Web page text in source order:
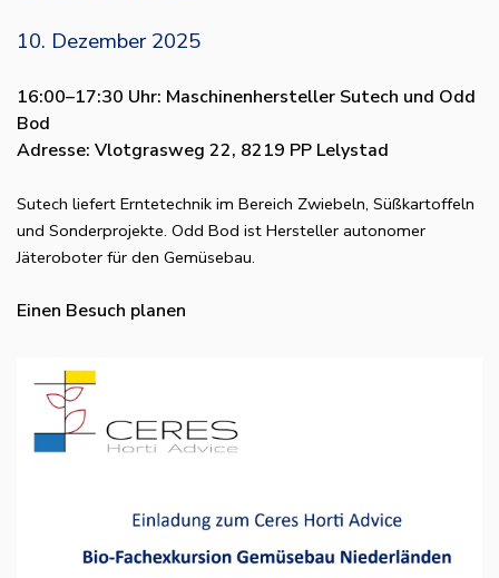
10. Dezember 2025
16:00–17:30 Uhr: Maschinenhersteller Sutech und Odd
Bod
Adresse: Vlotgrasweg 22, 8219 PP Lelystad
Sutech liefert Erntetechnik im Bereich Zwiebeln, Süßkartoffeln
und Sonderprojekte. Odd Bod ist Hersteller autonomer
Jäteroboter für den Gemüsebau.
Einen Besuch planen